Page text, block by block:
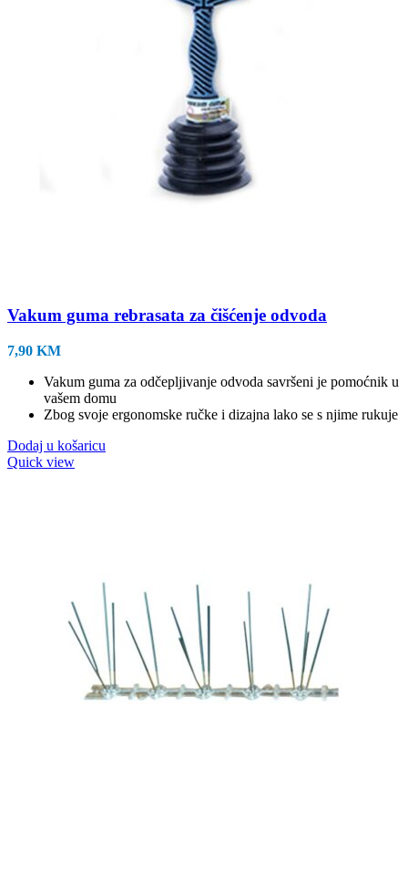
Vakum guma rebrasata za čišćenje odvoda
7,90 KM
Vakum guma za odčepljivanje odvoda savršeni je pomoćnik u
vašem domu
Zbog svoje ergonomske ručke i dizajna lako se s njime rukuje
Dodaj u košaricu
Quick view